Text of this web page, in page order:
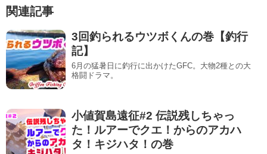
関連記事
3回釣られるウツボくんの巻【釣行
記】
6月の猛暑日に釣行に出かけたGFC。大物2種との大
格闘ドラマ。
小値賀島遠征#2 伝説残しちゃっ
た！ルアーでクエ！からのアカハ
タ！キジハタ！の巻